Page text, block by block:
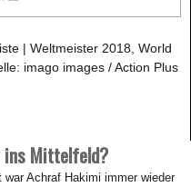
| Weltmeister 2018, World
imago images / Action Plus
ins Mittelfeld?
Achraf Hakimi immer wieder